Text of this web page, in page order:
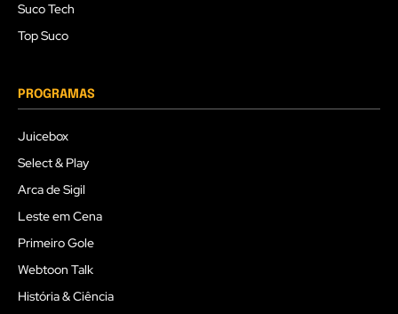
Suco Tech
Top Suco
PROGRAMAS
Juicebox
Select & Play
Arca de Sigil
Leste em Cena
Primeiro Gole
Webtoon Talk
História & Ciência